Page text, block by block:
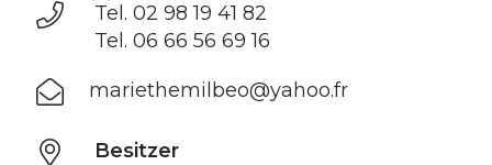
Tel. 02 98 19 41 82
Tel. 06 66 56 69 16
mariethemilbeo@yahoo.fr
Besitzer